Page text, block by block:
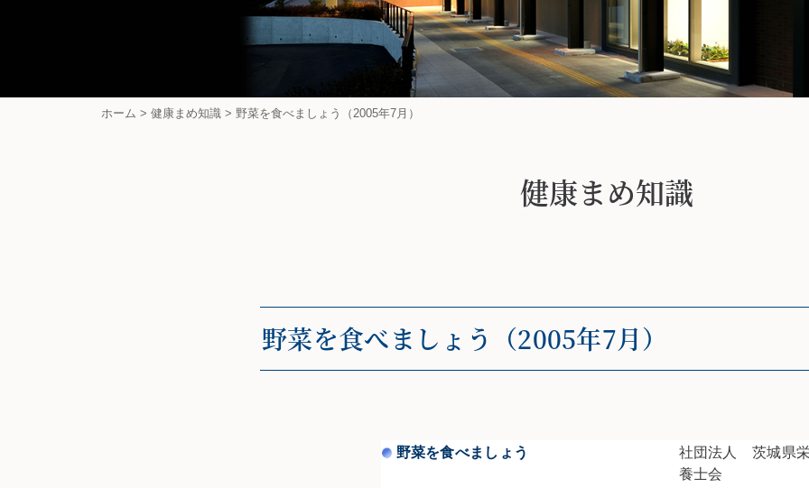
ホーム > 健康まめ知識 > 野菜を食べましょう（2005年7月）
健康まめ知識
野菜を食べましょう（2005年7月）
野菜を食べましょう
社団法人 茨城県
養士会